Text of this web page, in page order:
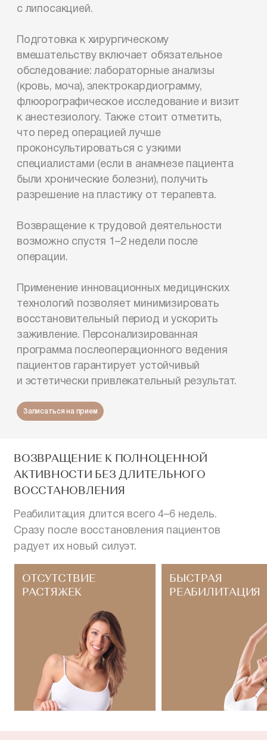
с липосакцией.
Подготовка к хирургическому
вмешательству включает обязательное
обследование: лабораторные анализы
(кровь, моча), электрокардиограмму,
флюорографическое исследование и визит
к анестезиологу. Также стоит отметить,
что перед операцией лучше
проконсультироваться с узкими
специалистами (если в анамнезе пациента
были хронические болезни), получить
разрешение на пластику от терапевта.
Возвращение к трудовой деятельности
возможно спустя 1–2 недели после
операции.
Применение инновационных медицинских
технологий позволяет минимизировать
восстановительный период и ускорить
заживление. Персонализированная
программа послеоперационного ведения
пациентов гарантирует устойчивый
и эстетически привлекательный результат.
Записаться на прием
ВОЗВРАЩЕНИЕ К ПОЛНОЦЕННОЙ
АКТИВНОСТИ БЕЗ ДЛИТЕЛЬНОГО
ВОССТАНОВЛЕНИЯ
Реабилитация длится всего 4–6 недель.
Сразу после восстановления пациентов
радует их новый силуэт.
ОТСУТСТВИЕ
РАСТЯЖЕК
БЫСТРАЯ
РЕАБИЛИТАЦИЯ